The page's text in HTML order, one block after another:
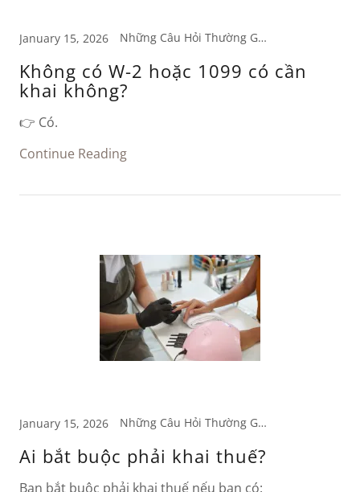
January 15, 2026 Những Câu Hỏi Thường Gặp
Không có W-2 hoặc 1099 có cần
khai không?
👉 Có.
Continue Reading
January 15, 2026 Những Câu Hỏi Thường Gặp
Ai bắt buộc phải khai thuế?
Bạn bắt buộc phải khai thuế nếu bạn có: